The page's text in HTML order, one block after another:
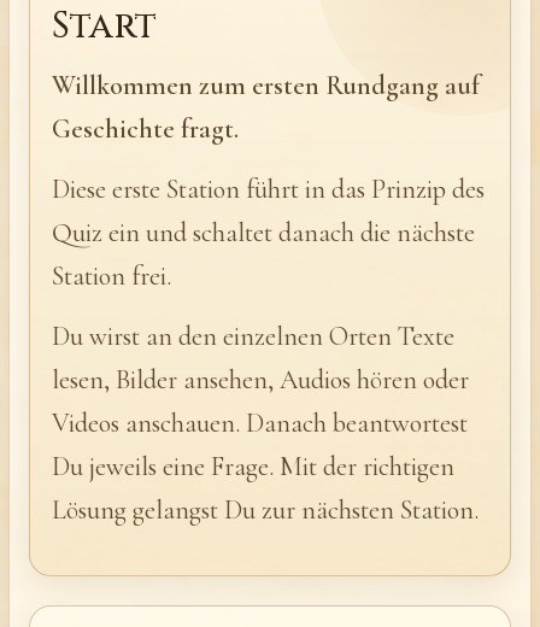
Start
Willkommen zum ersten Rundgang auf
Geschichte fragt.
Diese erste Station führt in das Prinzip des
Quiz ein und schaltet danach die nächste
Station frei.
Du wirst an den einzelnen Orten Texte
lesen, Bilder ansehen, Audios hören oder
Videos anschauen. Danach beantwortest
Du jeweils eine Frage. Mit der richtigen
Lösung gelangst Du zur nächsten Station.